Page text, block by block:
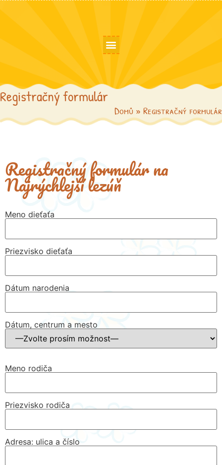
Registračný formulár
Domů » Registračný formulár
Registračný formulár na
Najrýchlejší lezúň
Meno dieťaťa
Priezvisko dieťaťa
Dátum narodenia
Dátum, centrum a mesto
Meno rodiča
Priezvisko rodiča
Adresa: ulica a číslo